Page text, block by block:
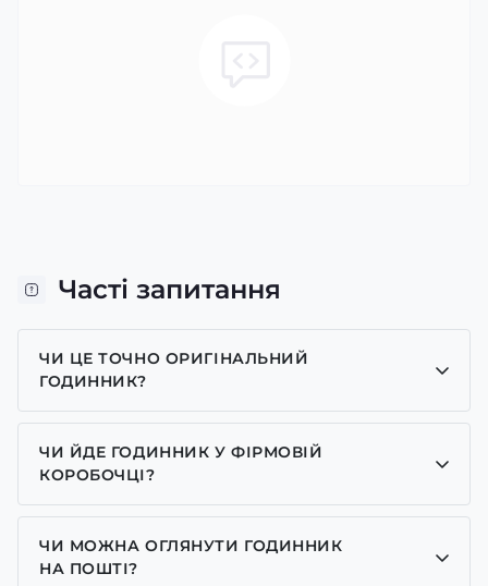
Часті запитання
ЧИ ЦЕ ТОЧНО ОРИГІНАЛЬНИЙ
ГОДИННИК?
Так, усі годинники у нас лише оригінальні, ми є
представником багатьох брендів.
ЧИ ЙДЕ ГОДИННИК У ФІРМОВІЙ
КОРОБОЧЦІ?
Для годинників бренду Casio, Pagani Design,
GUARDO та GOODYEAR додаємо фірмові
коробочки із брендовим надписом. Для бренду
ЧИ МОЖНА ОГЛЯНУТИ ГОДИННИК
НА ПОШТІ?